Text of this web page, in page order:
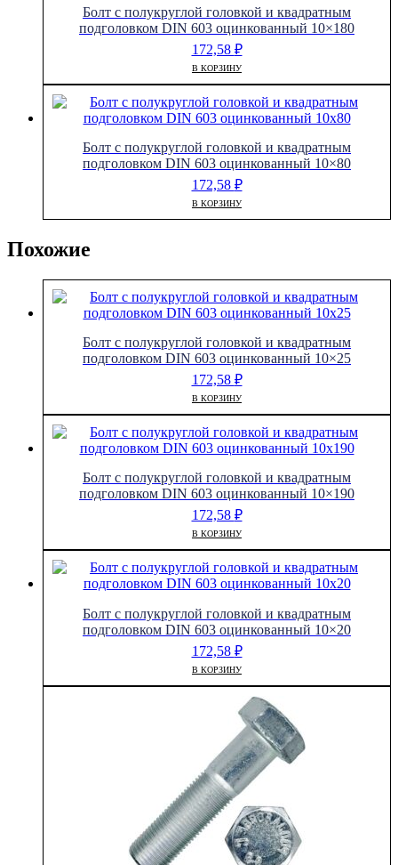
Болт с полукруглой головкой и квадратным
подголовком DIN 603 оцинкованный 10×180
172,58 ₽
В КОРЗИНУ
Болт с полукруглой головкой и квадратным
подголовком DIN 603 оцинкованный 10×80
172,58 ₽
В КОРЗИНУ
Похожие
Болт с полукруглой головкой и квадратным
подголовком DIN 603 оцинкованный 10×25
172,58 ₽
В КОРЗИНУ
Болт с полукруглой головкой и квадратным
подголовком DIN 603 оцинкованный 10×190
172,58 ₽
В КОРЗИНУ
Болт с полукруглой головкой и квадратным
подголовком DIN 603 оцинкованный 10×20
172,58 ₽
В КОРЗИНУ